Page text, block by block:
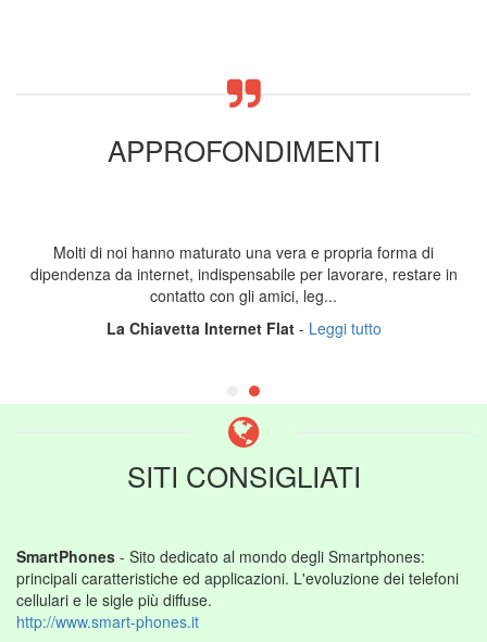
APPROFONDIMENTI
Molti di noi hanno maturato una vera e propria forma di
dipendenza da internet, indispensabile per lavorare, restare in
contatto con gli amici, leg...
La Chiavetta Internet Flat- Leggi tutto
SITI CONSIGLIATI
SmartPhones - Sito dedicato al mondo degli Smartphones:
principali caratteristiche ed applicazioni. L'evoluzione dei telefoni
cellulari e le sigle più diffuse.
http://www.smart-phones.it